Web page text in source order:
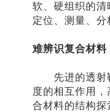
软、硬组织的
定位、测量、分
难辨识复合材料
先进的透射靶
度的相互作用
合材料的结构